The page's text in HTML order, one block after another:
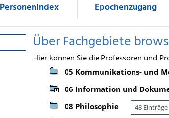
Personenindex Epochenzugang
Über Fachgebiete
Hier können Sie die Professoren und
05 Kommunikations- und
06 Information und
08 Philosophie 48 Einträge